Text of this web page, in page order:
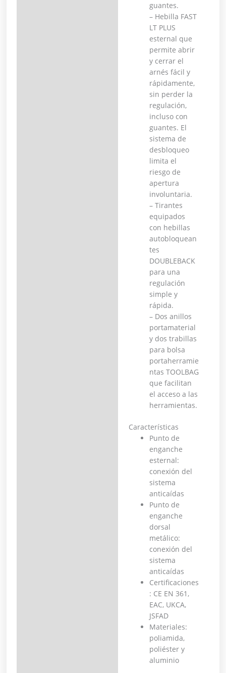
guantes.
– Hebilla FAST
LT PLUS
esternal que
permite abrir
y cerrar el
arnés fácil y
rápidamente,
sin perder la
regulación,
incluso con
guantes. El
sistema de
desbloqueo
limita el
riesgo de
apertura
involuntaria.
– Tirantes
equipados
con hebillas
autobloquean
tes
DOUBLEBACK
para una
regulación
simple y
rápida.
– Dos anillos
portamaterial
y dos trabillas
para bolsa
portaherramie
ntas TOOLBAG
que facilitan
el acceso a las
herramientas.
Características
Punto de
enganche
esternal:
conexión del
sistema
anticaídas
Punto de
enganche
dorsal
metálico:
conexión del
sistema
anticaídas
Certificaciones
: CE EN 361,
EAC, UKCA,
JSFAD
Materiales:
poliamida,
poliéster y
aluminio